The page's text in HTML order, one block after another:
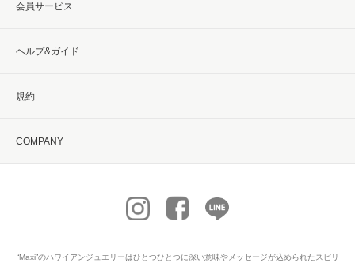
会員サービス
ヘルプ&ガイド
規約
COMPANY
“Maxi”のハワイアンジュエリーはひとつひとつに深い意味やメッセージが込められたスピリ